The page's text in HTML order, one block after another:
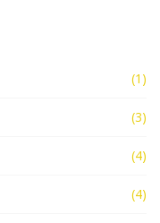
(1)
(3)
(4)
(4)